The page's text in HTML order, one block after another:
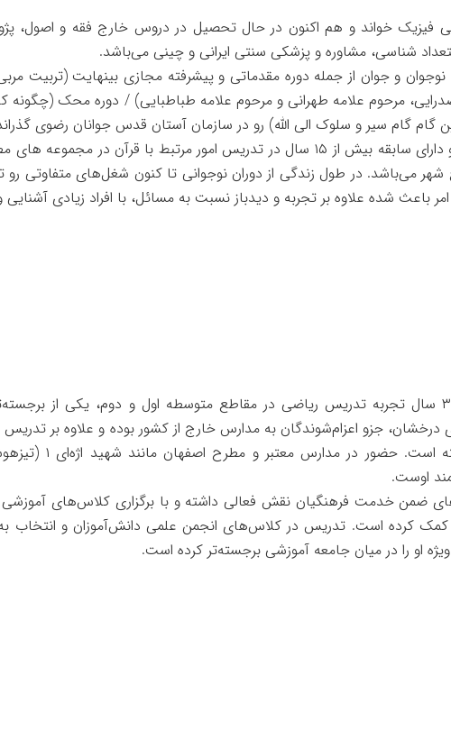
فیزیک خواند و هم اکنون در حال تحصیل در دروس خارج فقه و اصول،
شناسی، مشاوره و پزشکی سنتی ایرانی و چینی می‌باشد.
و جوان از جمله دوره مقدماتی و پیشرفته مجازی بینهایت (تربیت
مرحوم علامه طهرانی و مرحوم علامه طباطبایی) / دوره محک (چگونه
گام سیر و سلوک الی الله) رو در سازمان آستان قدس جوانان رضوی
قاری و مرتل قرآن کریم است و دارای سابقه بیش از ۱۵ سال در تدریس امور مرتبط با
می‌باشد. در طول زندگی از دوران نوجوانی تا کنون شغل‌های متفاوتی رو
باعث شده علاوه بر تجربه و دیدباز نسبت به مسائل، با افراد زیادی
محمدجواد ادیب با بیش از ۳۰ سال تجربه تدریس ریاضی در مقاطع متوسطه اول و دوم، یکی از
جزو اعزام‌شوندگان به مدارس خارج از کشور بوده و علاوه بر
درس دیگر را نیز برعهده
اوست.
ضمن خدمت فرهنگیان نقش فعالی داشته و با برگزاری کلاس‌های آموزشی
کرده است. تدریس در کلاس‌های انجمن علمی دانش‌آموزان و انتخاب
او را در میان جامعه آموزشی برجسته‌تر کرده است.